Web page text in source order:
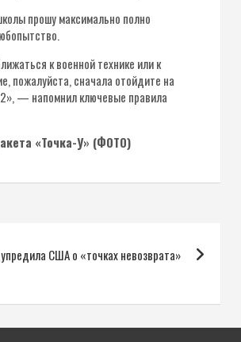
прошу максимально полно
к военной технике или к
пожалуйста, сначала отойдите на
— напомнил ключевые правила
«Точка-У» (ФОТО)
США о «точках невозврата»